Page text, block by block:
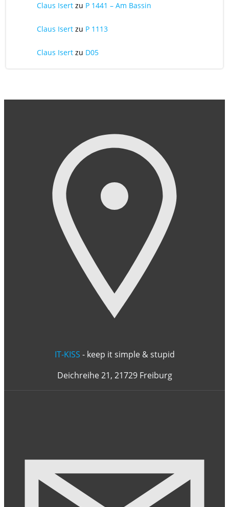
Claus Isert zu P 1441 – Am Bassin
Claus Isert zu P 1113
Claus Isert zu D05
IT-KISS - keep it simple & stupid
Deichreihe 21, 21729 Freiburg